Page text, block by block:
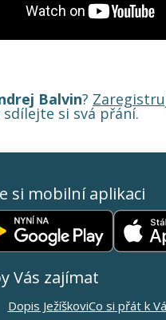
Balvin?
si svá přání.
si mobilní aplikaci
Vás zajímat
Dopis JežíškoviCo si přát k